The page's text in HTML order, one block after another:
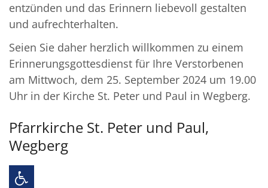
entzünden und das Erinnern liebevoll gestalten
und aufrechterhalten.
Seien Sie daher herzlich willkommen zu einem
Erinnerungsgottesdienst für Ihre Verstorbenen
am Mittwoch, dem 25. September 2024 um 19.00
Uhr in der Kirche St. Peter und Paul in Wegberg.
Pfarrkirche St. Peter und Paul,
Wegberg